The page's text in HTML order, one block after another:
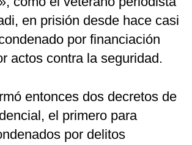
en prisión desde hace casi
por financiación
actos contra la seguridad.
entonces dos decretos de
el primero para
por delitos